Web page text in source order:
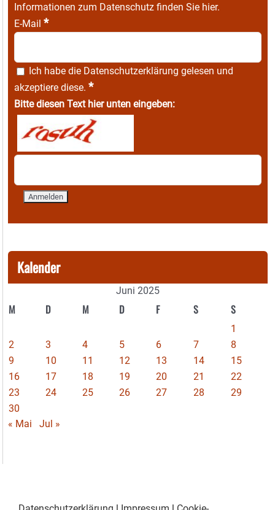
Informationen zum Datenschutz finden Sie hier.
E-Mail *
Ich habe die Datenschutzerklärung gelesen und
akzeptiere diese. *
Bitte diesen Text hier unten eingeben:
Kalender
Juni 2025
M D M D F S S
1
2
3 4 5 6 7
8
9
10 11 12 13 14
15
16
17 18 19 20 21
22
23
24 25 26 27 28
29
30
« Mai
Jul »